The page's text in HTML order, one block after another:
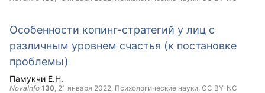
Особенности копинг-стратегий у лиц с
различным уровнем счастья (к постановке
проблемы)
Памукчи Е.Н.
NovaInfo 130, 21 января 2022, Психологические науки, CC BY-NC